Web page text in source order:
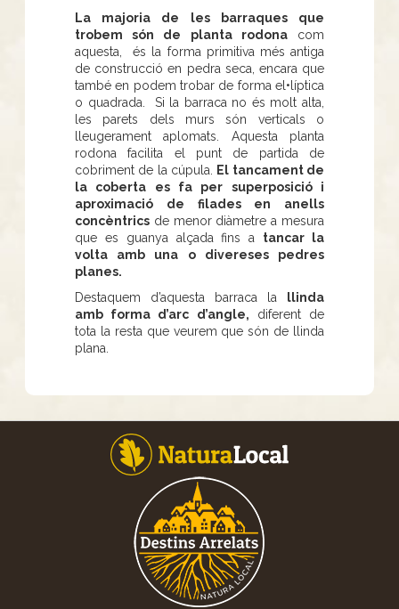
La majoria de les barraques que
trobem són de planta rodonacom
aquesta, és la forma primitiva més antiga
de construcció en pedra seca, encara que
també en podem trobar de forma el•líptica
o quadrada. Si la barraca no és molt alta,
les parets dels murs són verticals o
lleugerament aplomats. Aquesta planta
rodona facilita el punt de partida de
cobriment de la cúpula.
El tancament de
la coberta es fa per superposició i
aproximació de filades en anells
concèntrics de menor diàmetre a mesura
que es guanya alçada fins a tancar la
volta amb una o divereses pedres
planes.
Destaquem d’aquesta barraca la
llinda
amb forma d’arc d’angle, diferent de
tota la resta que veurem que són de llinda
plana.